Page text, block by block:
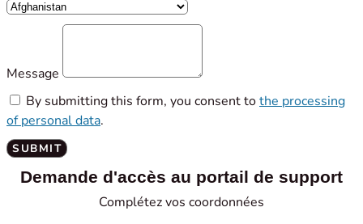
Message
By submitting this form, you consent tothe processing
of personal data.
SUBMIT
Demande d'accès au portail de support
Complétez vos coordonnées